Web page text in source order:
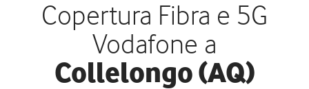
Copertura Fibra e 5G
Vodafone a
Collelongo (AQ)